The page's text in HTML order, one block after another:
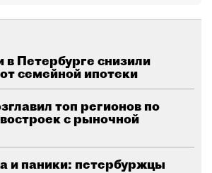
Петербурге снизили
семейной ипотеки
топ регионов по
с рыночной
и паники: петербуржцы